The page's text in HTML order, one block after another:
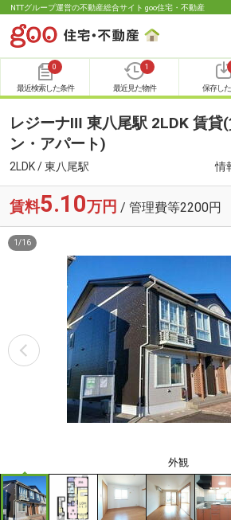
NTTグループ運営の不動産総合サイト goo住宅・不動産
0
最近検索した条件
1
最近見た物件 保存し
レジーナⅢ 東八尾駅 2LDK 賃貸
ン・アパート)
2LDK / 東八尾駅 情
賃料5.10万円 / 管理費等2200円
外観
1 /16